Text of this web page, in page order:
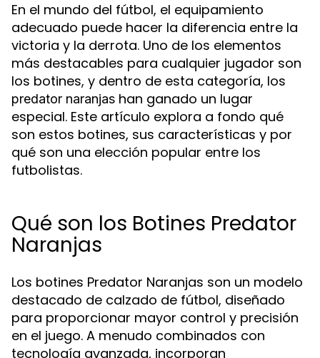
En el mundo del fútbol, el equipamiento
adecuado puede hacer la diferencia entre la
victoria y la derrota. Uno de los elementos
más destacables para cualquier jugador son
los botines, y dentro de esta categoría, los
predator naranjas han ganado un lugar
especial. Este artículo explora a fondo qué
son estos botines, sus características y por
qué son una elección popular entre los
futbolistas.
Qué son los Botines Predator
Naranjas
Los botines Predator Naranjas son un modelo
destacado de calzado de fútbol, diseñado
para proporcionar mayor control y precisión
en el juego. A menudo combinados con
tecnología avanzada, incorporan